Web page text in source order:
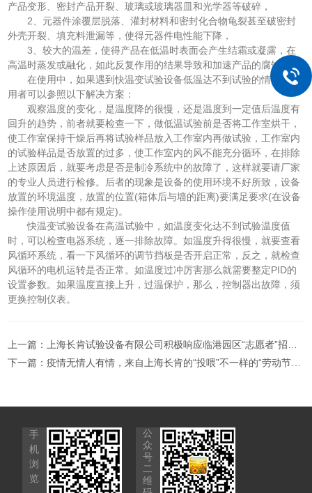
产品变形、密封产品开裂、玻璃或玻璃器皿和光学器等破碎，
2、元器件涂覆层脱落、灌封材料和密封化合物龟裂甚至破密封
外壳开裂、填充料泄漏等，使得元器件电性能下降，
3、较大的温差，使得产品在低温时表面会产生结霜或凝露，在
高温时蒸发或融化，如此反复作用的结果导致和加速产品的腐蚀。
在使用中，如果遇到快温变试验设备低温达不到试验的情况，使
用者可以参照以下解决方案：
观察温度的变化，是温度降的很慢，还是温度到一定值后温度有
回升的趋势，前者就要检查一下，做低温试验前是否将工作室烘干，
使工作室保持干燥后再将试验样品放入工作室内再做试验，工作室内
的试验样品是否放置的过多，使工作室内的风不能充分循环，在排除
上述原因后，就要考虑是否是制冷系统中的故障了，这样就要请厂家
的专业人员进行检修。后者的现象是设备的使用环境不好所致，设备
放置的环境温度，放置的位置(箱体后与墙的距离)要满足要求(在设备
操作使用说明中都有规定)。
快温变试验设备在高温试验中，如温度变化达不到试验温度值
时，可以检查电器系统，逐一排除故障。如温度升得很慢，就要查看
风循环系统，看一下风循环的调节挡板是否开启正常，反之，就检查
风循环的电机运转是否正常。如温度过冲厉害那么就需要整定PID的
设置参数。如果温度直接上升，过温保护，那么，控制器出故障，须
更换控制仪表。
上一篇：
上海长肯试验设备有限公司积极响应临港园区“志愿者”招募活动
下一篇：疫情无情人有情，来自上海长肯的“投喂”不一样的“劳动节”！
手
机
浏
览
公
众
号
二
维